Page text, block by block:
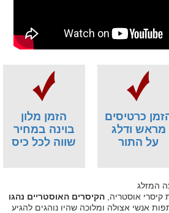
כרטיסים
מראש ודלג
על התור
הזמן מלון
בוינה במחיר
שווה לכל כיס
המזלג
אוסטריה, הקיסרים האוסטריים נהגו
אנשי אצולה ומלוכה שהיו נוהגים להגיע